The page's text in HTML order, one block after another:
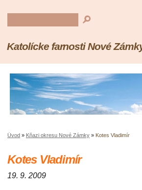
Katolícke farnosti Nové
Úvod » Kňazi okresu Nové Zámky » Kotes Vladimír
Kotes Vladimír
19. 9. 2009